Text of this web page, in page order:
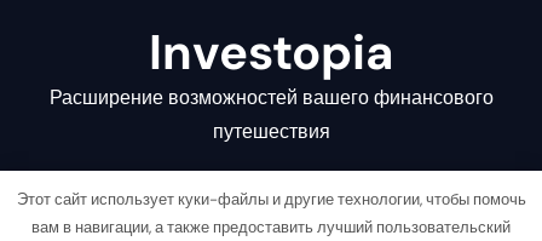
Investopia
Расширение возможностей вашего финансового
путешествия
Этот сайт использует куки-файлы и другие технологии, чтобы помочь
вам в навигации, а также предоставить лучший пользовательский